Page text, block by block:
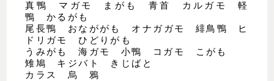
真鴨 マガモ まがも 青首 カルガモ 軽
鴨 かるがも
尾長鴨 おなががも オナガガモ 緋鳥鴨 ヒ
ドリガモ ひどりがも
うみがも 海ガモ 小鴨 コガモ こがも
雉鳩 キジバト きじばと
カラス 烏 鴉